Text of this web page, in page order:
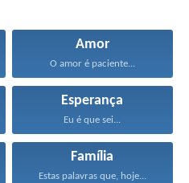
Amor
O amor é paciente...
Esperança
Eu é que sei...
Família
Estas palavras que, hoje...